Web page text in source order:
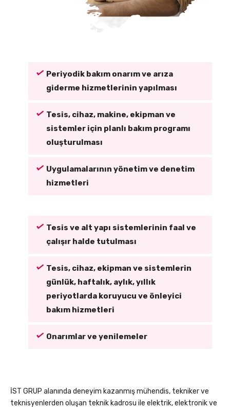
Periyodik bakım onarım ve arıza
giderme hizmetlerinin yapılması
Tesis, cihaz, makine, ekipman ve
sistemler için planlı bakım programı
oluşturulması
Uygulamalarının yönetim ve denetim
hizmetleri
Tesis ve alt yapı sistemlerinin faal ve
çalışır halde tutulması
Tesis, cihaz, ekipman ve sistemlerin
günlük, haftalık, aylık, yıllık
periyotlarda koruyucu ve önleyici
bakım hizmetleri
Onarımlar ve yenilemeler
İST GRUP alanında deneyim kazanmış mühendis, tekniker ve
teknisyenlerden oluşan teknik kadrosu ile elektrik, elektronik ve